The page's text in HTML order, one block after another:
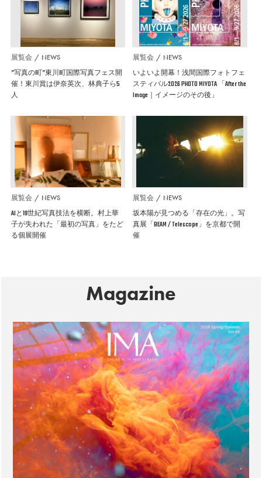
展覧会 NEWS
”写真の町”東川町国際写真フェス開
催！東川賞は伊奈英次、林典子ら5
人
展覧会 NEWS
いよいよ開幕！浅間国際フォトフェ
スティバル2026 PHOTO MIYOTA 「After the
Image｜イメージのその後」
展覧会 NEWS
AIと19世紀写真技法を横断。村上華
子が失われた「最初の写真」をたど
る個展開催
展覧会 NEWS
坂本陽が見つめる「存在の光」。写
真展「BEAM / Telescope」を京都で開
催
Magazine